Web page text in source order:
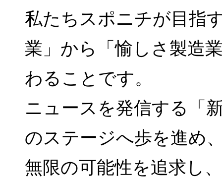
私たちスポニチが目指
業」から「愉しさ製造
わることです。
ニュースを発信する「
のステージへ歩を進め
無限の可能性を追求し